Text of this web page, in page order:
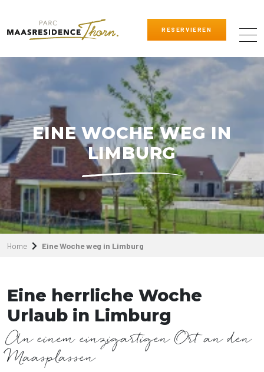
RESERVIEREN
EINE WOCHE WEG IN
LIMBURG
Home Eine Woche weg in Limburg
Eine herrliche Woche
Urlaub in Limburg
An einem einzigartigen Ort an den
Maasplassen